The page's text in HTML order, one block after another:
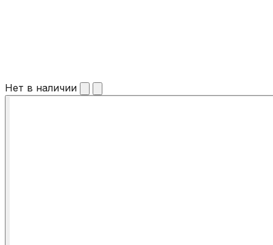
Нет в наличии